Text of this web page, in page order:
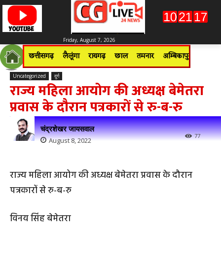
Friday, August 7, 2026
छत्तीसगढ़ लैलूंगा रायगढ़ छाल तमनार अम्बिकापुर
Uncategorized दुर्ग
राज्य महिला आयोग की अध्यक्ष बेमेतरा
प्रवास के दौरान पत्रकारों से रु-ब-रु
चंद्रशेखर जायसवाल
August 8, 2022 77
राज्य महिला आयोग की अध्यक्ष बेमेतरा प्रवास के दौरान
पत्रकारों से रु-ब-रु
विनय सिंह बेमेतरा